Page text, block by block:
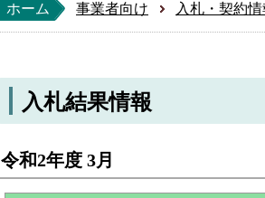
ホーム 事業者向け 入札・契約
入札結果情報
令和2年度 3月